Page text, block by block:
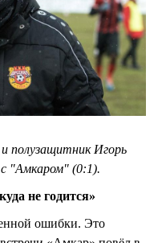
полузащитник Игорь
"Амкаром" (0:1).
не годится»
ошибки. Это